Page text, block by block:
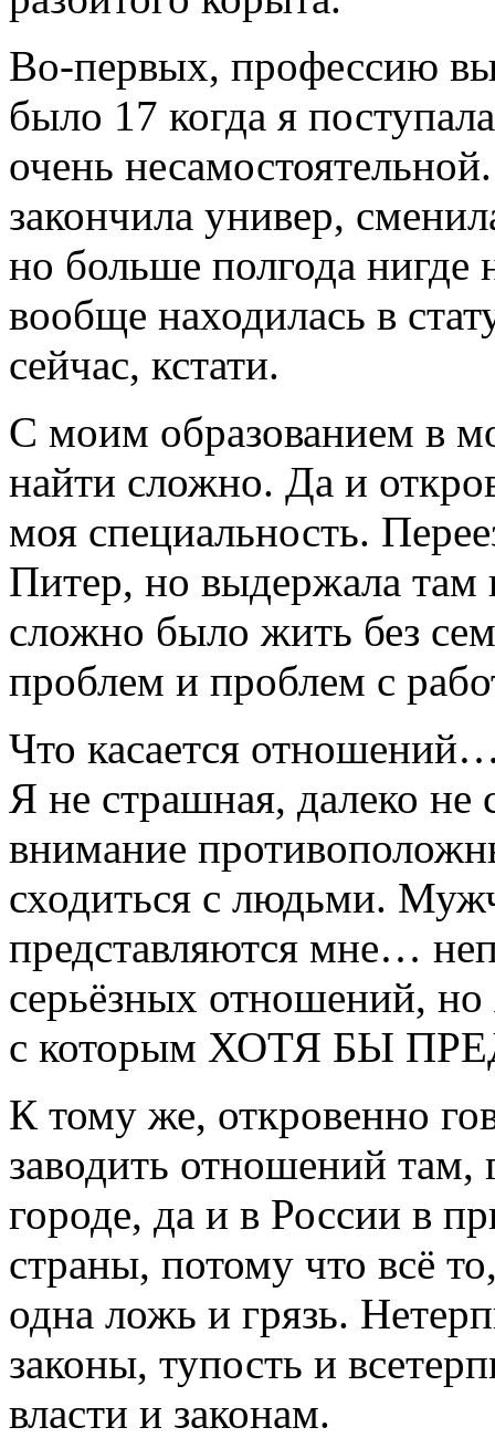
Во-первых, профессию
было 17 когда я
очень
закончила универ,
но больше полгода нигде
вообще находилась в
сейчас, кстати.
С моим образованием в
найти сложно. Да и
моя специальность.
Питер, но выдержала там
сложно было жить без
проблем и проблем с
Что касается
Я не страшная, далеко
внимание
сходиться с людьми.
представляются мне…
серьёзных отношений,
с которым ХОТЯ БЫ
К тому же, откровенно
заводить отношений там,
городе, да и в России в
страны, потому что всё
одна ложь и грязь.
законы, тупость и
власти и законам.